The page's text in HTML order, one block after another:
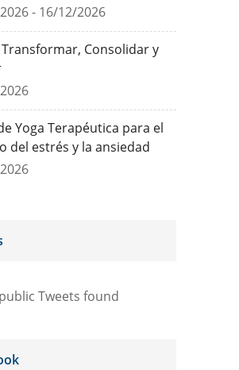
- 16/12/2026
Consolidar y
Yoga Terapéutica para el
del estrés y la ansiedad
Tweets found